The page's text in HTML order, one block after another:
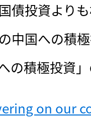
債投資より
中国への積
の積極投資
on our